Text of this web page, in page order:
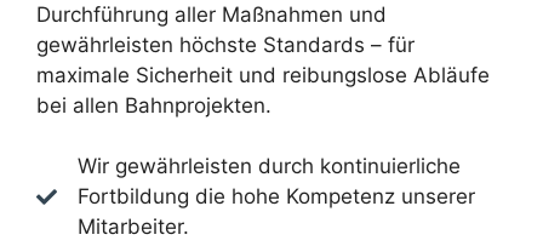
Durchführung aller Maßnahmen und
gewährleisten höchste Standards – für
maximale Sicherheit und reibungslose Abläufe
bei allen Bahnprojekten.
Wir gewährleisten durch kontinuierliche
Fortbildung die hohe Kompetenz unserer
Mitarbeiter.